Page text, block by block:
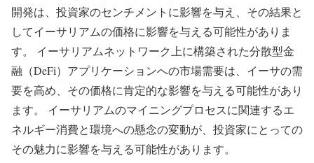
開発は、投資家のセンチメントに影響を与え、その結果と
してイーサリアムの価格に影響を与える可能性がありま
す。 イーサリアムネットワーク上に構築された分散型金
融（DeFi）アプリケーションへの市場需要は、イーサの需
要を高め、その価格に肯定的な影響を与える可能性があり
ます。 イーサリアムのマイニングプロセスに関連するエ
ネルギー消費と環境への懸念の変動が、投資家にとっての
その魅力に影響を与える可能性があります。